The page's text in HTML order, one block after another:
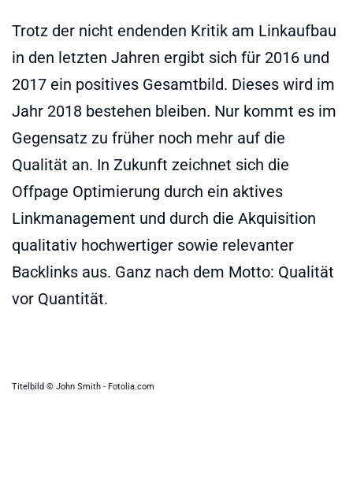
Trotz der nicht endenden Kritik am Linkaufbau
in den letzten Jahren ergibt sich für 2016 und
2017 ein positives Gesamtbild. Dieses wird im
Jahr 2018 bestehen bleiben. Nur kommt es im
Gegensatz zu früher noch mehr auf die
Qualität an. In Zukunft zeichnet sich die
Offpage Optimierung durch ein aktives
Linkmanagement und durch die Akquisition
qualitativ hochwertiger sowie relevanter
Backlinks aus. Ganz nach dem Motto: Qualität
vor Quantität.
Titelbild © John Smith - Fotolia.com